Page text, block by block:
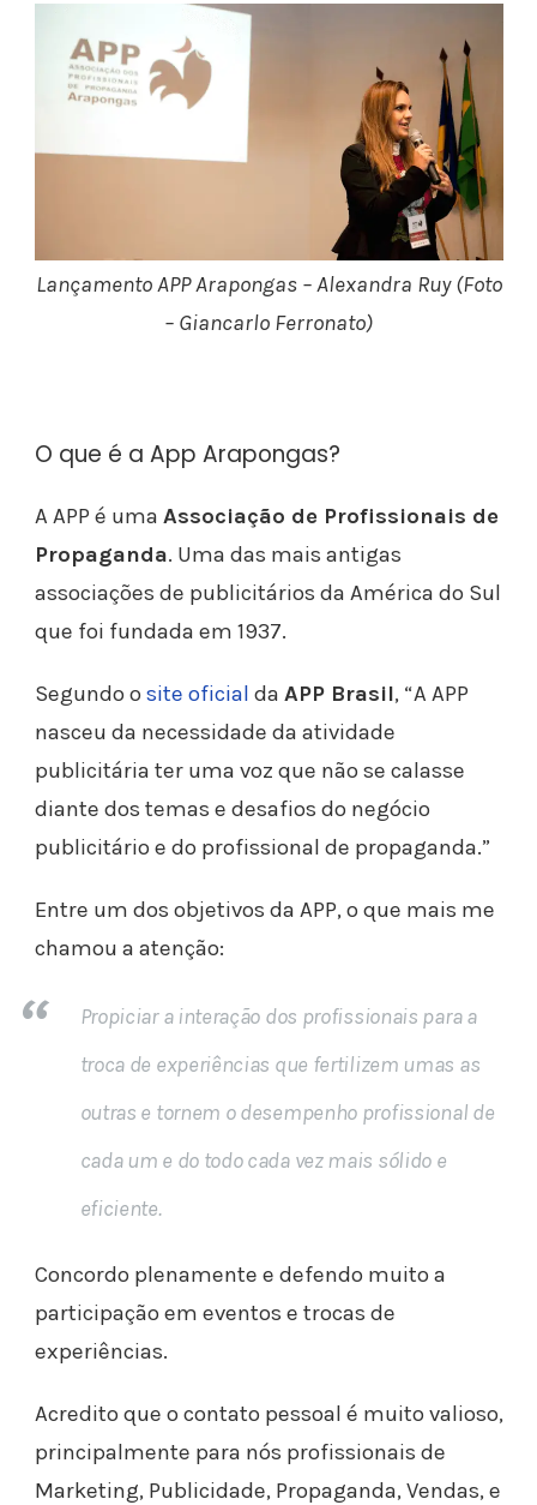
Lançamento APP Arapongas – Alexandra Ruy (Foto
– Giancarlo Ferronato)
O que é a App Arapongas?
A APP é uma Associação de Profissionais de
Propaganda. Uma das mais antigas
associações de publicitários da América do Sul
que foi fundada em 1937.
Segundo osite oficial da APP Brasil, “A APP
nasceu da necessidade da atividade
publicitária ter uma voz que não se calasse
diante dos temas e desafios do negócio
publicitário e do profissional de propaganda.”
Entre um dos objetivos da APP, o que mais me
chamou a atenção:
Propiciar a interação dos profissionais para a
troca de experiências que fertilizem umas as
outras e tornem o desempenho profissional de
cada um e do todo cada vez mais sólido e
eficiente.
Concordo plenamente e defendo muito a
participação em eventos e trocas de
experiências.
Acredito que o contato pessoal é muito valioso,
principalmente para nós profissionais de
Marketing, Publicidade, Propaganda, Vendas, e